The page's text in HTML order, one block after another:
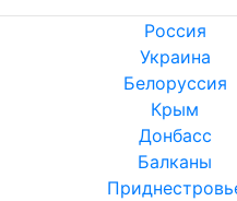
Россия
Украина
Белоруссия
Крым
Донбасс
Балканы